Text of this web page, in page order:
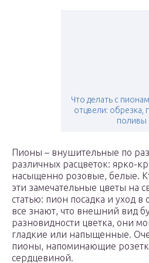
Что делать с
отцвели: обрезка,
поливы
Пионы – внушительные по
различных расцветок: ярко-
насыщенно розовые, белые.
эти замечательные цветы на
статью: пион посадка и уход в
все знают, что внешний вид
разновидности цветка, они
гладкие или напыщенные.
пионы, напоминающие
сердцевиной.